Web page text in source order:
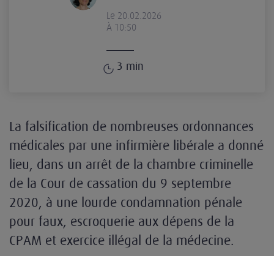
Le 20.02.2026
À 10:50
3 min
La falsification de nombreuses ordonnances
médicales par une infirmière libérale a donné
lieu, dans un arrêt de la chambre criminelle
de la Cour de cassation du 9 septembre
2020, à une lourde condamnation pénale
pour faux, escroquerie aux dépens de la
CPAM et exercice illégal de la médecine.